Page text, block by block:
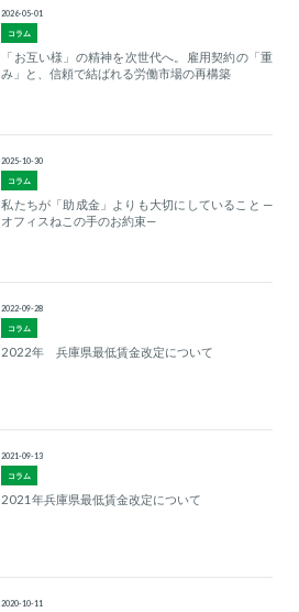
コラム
2026-05-01
「お互い様」の精神を次世代へ。雇用契約の「重
み」と、信頼で結ばれる労働市場の再構築
コラム
2025-10-30
私たちが「助成金」よりも大切にしていること —
オフィスねこの手のお約束—
コラム
2022-09-28
2022年 兵庫県最低賃金改定について
コラム
2021-09-13
2021年兵庫県最低賃金改定について
2020-10-11